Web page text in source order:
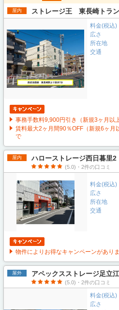
屋内 ストレージ王 東長崎トラ
料金(税込)
広さ
所在地
交通
事務手数料9,900円引き（新規3ヶ月以
賃料最大2ヶ月間90％OFF（新規6ヶ月
で
屋内 ハローストレージ西日暮里2
(5.0)・2件の口コミ
料金(税込)
広さ
所在地
交通
物件によりお得なキャンペーンがあり
屋外 アペックスストレージ足立
(5.0)・2件の口コミ
料金(税込)
広さ